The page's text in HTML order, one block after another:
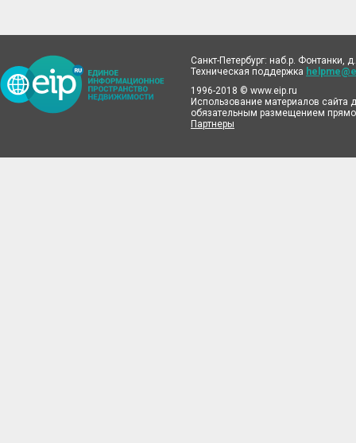
Санкт-Петербург: наб.р. Фонтанки,
Техническая поддержка
1996-2018 © www.eip.ru
Использование материалов сайта
обязательным размещением
Партнеры